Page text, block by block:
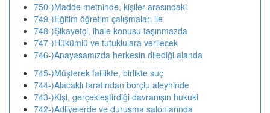
750-)Madde metninde, kişiler arasındaki
749-)Eğitim öğretim çalışmaları ile
748-)Şikayetçi, ihale konusu taşınmazda
747-)Hükümlü ve tutuklulara verilecek
746-)Anayasamızda herkesin dilediği alanda
745-)Müşterek faillikte, birlikte suç
744-)Alacaklı tarafından borçlu aleyhinde
743-)Kişi, gerçekleştirdiği davranışın hukuki
742-)Adliyelerde ve duruşma salonlarında